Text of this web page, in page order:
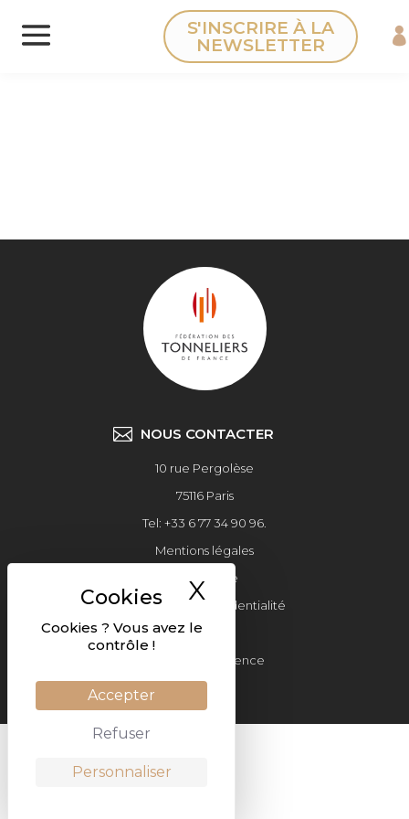
Panneau de gestion des cookies
Cookies ? Vous avez le
contrôle !
Accepter
Refuser
Personnaliser
X Masquer le
S'INSCRIRE À LA
NEWSLETTER
NOUS CONTACTER
10 rue Pergolèse
75116 Paris
Tel: +33 6 77 34 90 96.
Mentions légales
Plan du site
Politique de confidentialité
©2019
Réalisé par l'agence
DEFACTO